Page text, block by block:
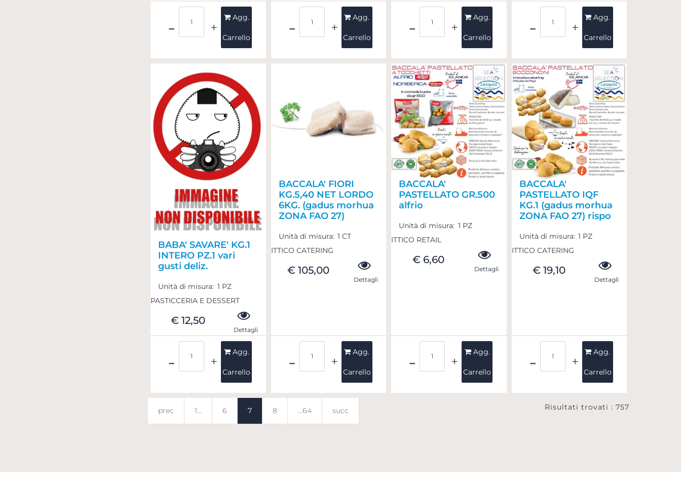
Agg.
Carrello
Agg.
Carrello
Agg.
Carrello
Agg.
Carrello
BABA' SAVARE' KG.1
INTERO PZ.1 vari
gusti deliz.
Unità di misura: 1 PZ
PASTICCERIA E DESSERT
€ 12,50
Dettagli
Agg.
Carrello
BACCALA' FIORI
KG.5,40 NET LORDO
6KG. (gadus morhua
ZONA FAO 27)
Unità di misura: 1 CT
ITTICO CATERING
€ 105,00
Dettagli
Agg.
Carrello
BACCALA'
PASTELLATO GR.500
alfrio
Unità di misura: 1 PZ
ITTICO RETAIL
€ 6,60
Dettagli
Agg.
Carrello
BACCALA'
PASTELLATO IQF
KG.1 (gadus morhua
ZONA FAO 27) rispo
Unità di misura: 1 PZ
ITTICO CATERING
€ 19,10
Dettagli
Agg.
Carrello
Risultati trovati : 757
prec 1... 6 7 8 ...64 succ